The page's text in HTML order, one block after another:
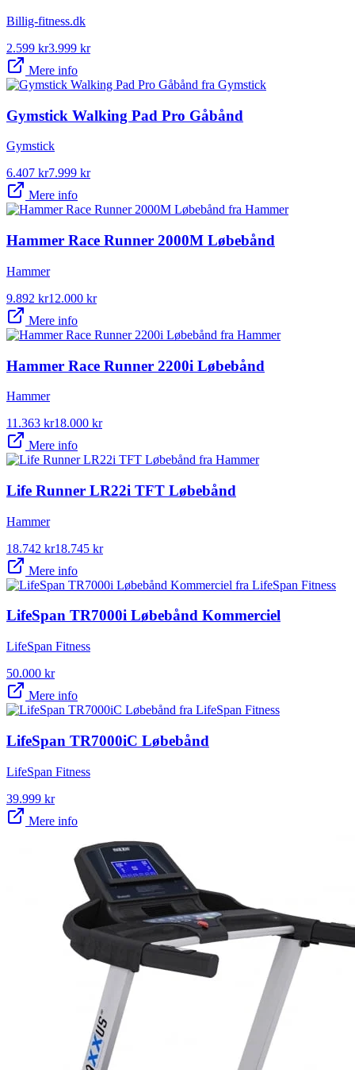
Billig-fitness.dk
2.599 kr3.999 kr
Mere info
Gymstick Walking Pad Pro Gåbånd
Gymstick
6.407 kr7.999 kr
Mere info
Hammer Race Runner 2000M Løbebånd
Hammer
9.892 kr12.000 kr
Mere info
Hammer Race Runner 2200i Løbebånd
Hammer
11.363 kr18.000 kr
Mere info
Life Runner LR22i TFT Løbebånd
Hammer
18.742 kr18.745 kr
Mere info
LifeSpan TR7000i Løbebånd Kommerciel
LifeSpan Fitness
50.000 kr
Mere info
LifeSpan TR7000iC Løbebånd
LifeSpan Fitness
39.999 kr
Mere info